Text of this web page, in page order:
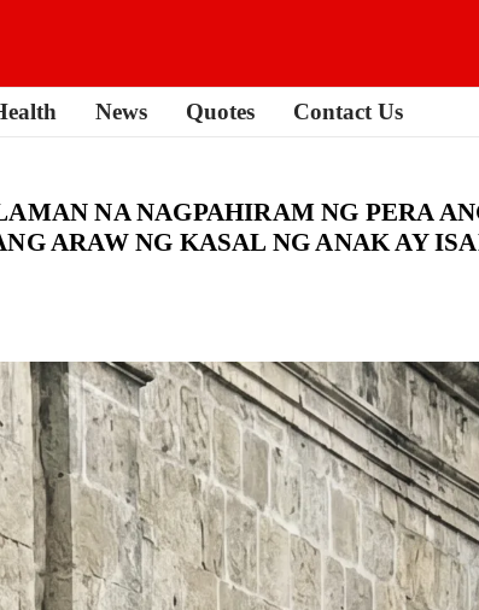
News Quotes Contact Us
NA NAGPAHIRAM NG PERA
ARAW NG KASAL NG ANAK AY